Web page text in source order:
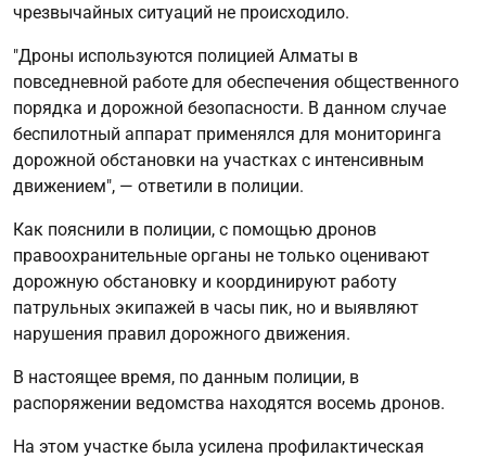
чрезвычайных ситуаций не происходило.
"Дроны используются полицией Алматы в
повседневной работе для обеспечения общественного
порядка и дорожной безопасности. В данном случае
беспилотный аппарат применялся для мониторинга
дорожной обстановки на участках с интенсивным
движением", — ответили в полиции.
Как пояснили в полиции, с помощью дронов
правоохранительные органы не только оценивают
дорожную обстановку и координируют работу
патрульных экипажей в часы пик, но и выявляют
нарушения правил дорожного движения.
В настоящее время, по данным полиции, в
распоряжении ведомства находятся восемь дронов.
На этом участке была усилена профилактическая